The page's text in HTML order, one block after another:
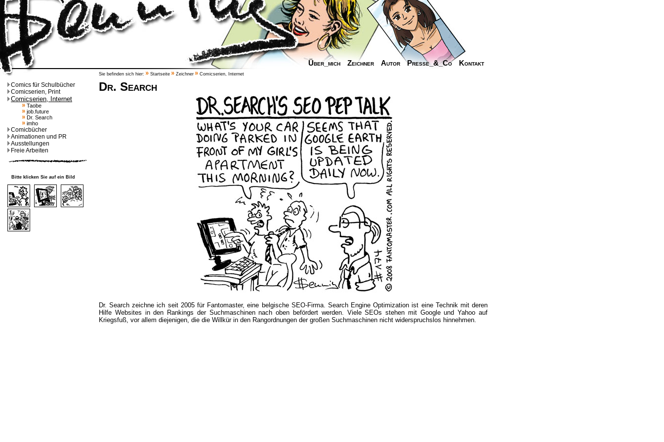
Über_mich Zeichner Autor Presse_&_Co Kontakt
Comics für Schulbücher
Comicserien, Print
Comicserien, Internet
Taobe
job.future
Dr. Search
imho
Comicbücher
Animationen und PR
Ausstellungen
Freie Arbeiten
Bitte klicken Sie auf ein Bild
Sie befinden sich hier: Startseite Zeichner Comicserien, Internet
Dr. Search
Dr. Search zeichne ich seit 2005 für Fantomaster, eine belgische SEO-Firma. Search Engine Optimization ist eine Technik mit deren
Hilfe Websites in den Rankings der Suchmaschinen nach oben befördert werden. Viele SEOs stehen mit Google und Yahoo auf
Kriegsfuß, vor allem diejenigen, die die Willkür in den Rangordnungen der großen Suchmaschinen nicht widerspruchslos hinnehmen.